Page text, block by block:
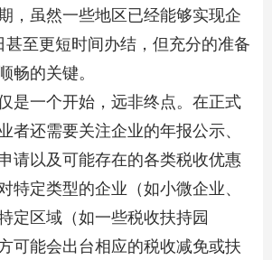
，虽然一些地区已经能够实现企
至更短时间办结，但充分的准备
畅的关键。
是一个开始，远非终点。在正式
者还需要关注企业的年报公示、
请以及可能存在的各类税收优惠
特定类型的企业（如小微企业、
定区域（如一些税收扶持园
可能会出台相应的税收减免或扶